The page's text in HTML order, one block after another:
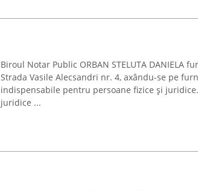
Biroul Notar Public ORBAN STELUTA DANIELA
Strada Vasile Alecsandri nr. 4, axându-se pe
indispensabile pentru persoane fizice și
juridice ...